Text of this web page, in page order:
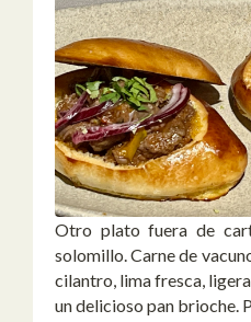
Otro plato fuera de
solomillo. Carne de
cilantro, lima fresca,
un delicioso pan brioche.